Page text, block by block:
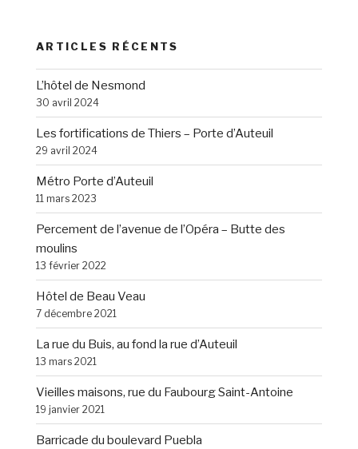
ARTICLES RÉCENTS
L’hôtel de Nesmond
30 avril 2024
Les fortifications de Thiers – Porte d’Auteuil
29 avril 2024
Métro Porte d’Auteuil
11 mars 2023
Percement de l’avenue de l’Opéra – Butte des
moulins
13 février 2022
Hôtel de Beau Veau
7 décembre 2021
La rue du Buis, au fond la rue d’Auteuil
13 mars 2021
Vieilles maisons, rue du Faubourg Saint-Antoine
19 janvier 2021
Barricade du boulevard Puebla